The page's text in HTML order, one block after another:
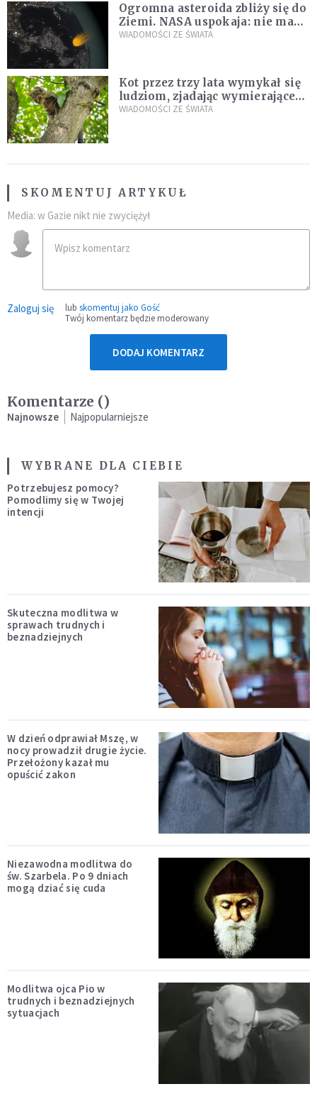
Ogromna asteroida zbliży się do
Ziemi. NASA uspokaja: nie ma
zagrożenia
WIADOMOŚCI ZE ŚWIATA
Kot przez trzy lata wymykał się
ludziom, zjadając wymierające
kaczki. W końcu popełnił
WIADOMOŚCI ZE ŚWIATA
SKOMENTUJ ARTYKUŁ
Media: w Gazie nikt nie zwyciężył
Zaloguj się lub skomentuj jako Gość
Twój komentarz będzie moderowany
DODAJ KOMENTARZ
Komentarze ()
Najnowsze Najpopularniejsze
WYBRANE DLA CIEBIE
Potrzebujesz pomocy?
Pomodlimy się w Twojej
intencji
Skuteczna modlitwa w
sprawach trudnych i
beznadziejnych
W dzień odprawiał Mszę, w
nocy prowadził drugie życie.
Przełożony kazał mu
opuścić zakon
Niezawodna modlitwa do
św. Szarbela. Po 9 dniach
mogą dziać się cuda
Modlitwa ojca Pio w
trudnych i beznadziejnych
sytuacjach